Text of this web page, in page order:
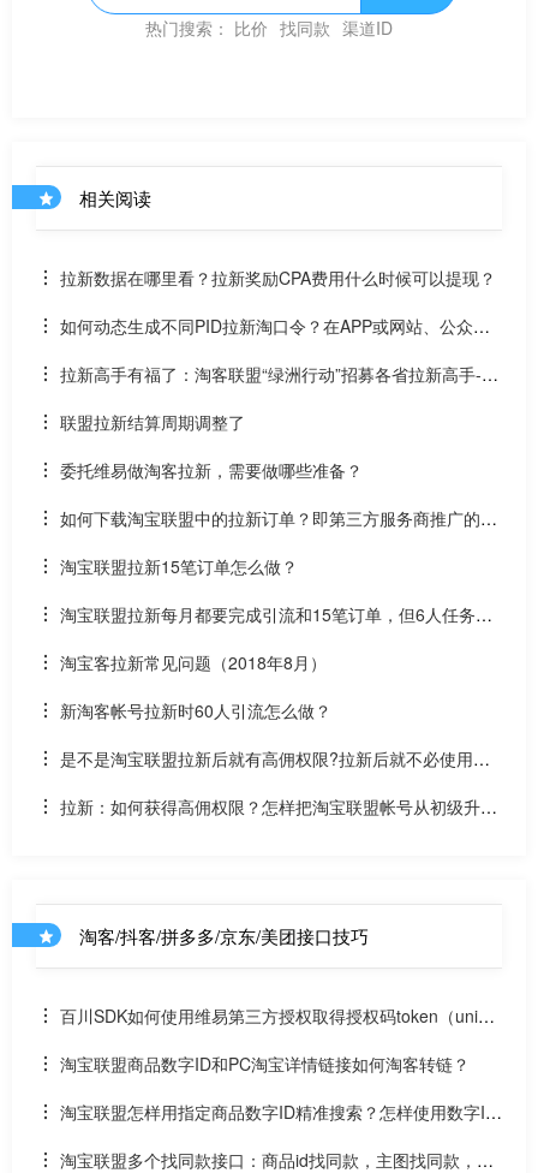
热门搜索： 比价 找同款 渠道ID
相关阅读
拉新数据在哪里看？拉新奖励CPA费用什么时候可以提现？
如何动态生成不同PID拉新淘口令？在APP或网站、公众号
中实时生成拉新口令
拉新高手有福了：淘客联盟“绿洲行动”招募各省拉新高手--
额外奖励+官方颁奖
联盟拉新结算周期调整了
委托维易做淘客拉新，需要做哪些准备？
如何下载淘宝联盟中的拉新订单？即第三方服务商推广的订
单接口
淘宝联盟拉新15笔订单怎么做？
淘宝联盟拉新每月都要完成引流和15笔订单，但6人任务可
持续到年底，不引流是否会影响高佣？
淘宝客拉新常见问题（2018年8月）
新淘客帐号拉新时60人引流怎么做？
是不是淘宝联盟拉新后就有高佣权限?拉新后就不必使用高
佣API接口？拉新和高佣金接口什么关系区别？
拉新：如何获得高佣权限？怎样把淘宝联盟帐号从初级升高
淘客/抖客/拼多多/京东/美团接口技巧
百川SDK如何使用维易第三方授权取得授权码token（uniap
p）淘宝联盟商品数字ID和PC淘宝详情链接如何淘客转链？
淘宝联盟怎样用指定商品数字ID精准搜索？怎样使用数字ID
和场景ID2转链？
淘宝联盟多个找同款接口：商品id找同款，主图找同款，SK